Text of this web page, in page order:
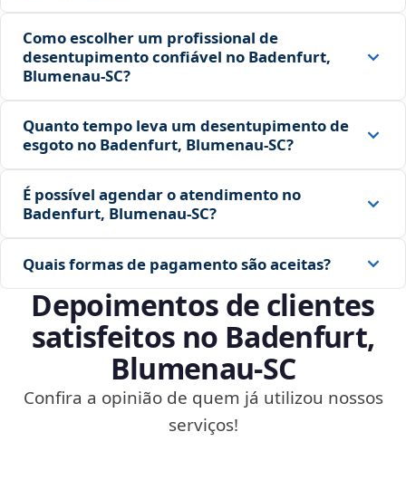
Como escolher um profissional de
desentupimento confiável no Badenfurt,
Blumenau‑SC?
Quanto tempo leva um desentupimento de
esgoto no Badenfurt, Blumenau‑SC?
É possível agendar o atendimento no
Badenfurt, Blumenau‑SC?
Quais formas de pagamento são aceitas?
Depoimentos de clientes
satisfeitos no Badenfurt,
Blumenau‑SC
Confira a opinião de quem já utilizou nossos
serviços!